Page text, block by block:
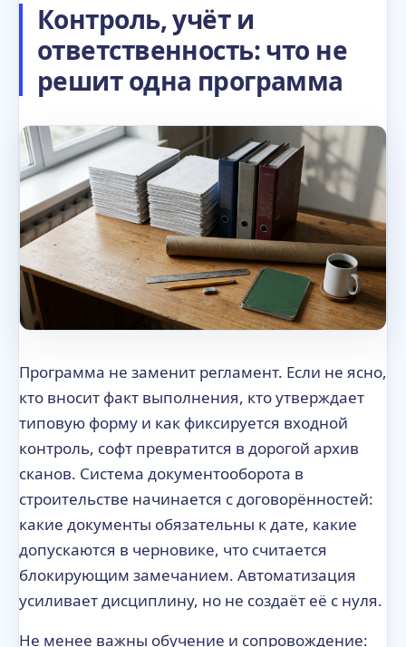
Контроль, учёт и
ответственность: что не
решит одна программа
Программа не заменит регламент. Если не ясно,
кто вносит факт выполнения, кто утверждает
типовую форму и как фиксируется входной
контроль, софт превратится в дорогой архив
сканов. Система документооборота в
строительстве начинается с договорённостей:
какие документы обязательны к дате, какие
допускаются в черновике, что считается
блокирующим замечанием. Автоматизация
усиливает дисциплину, но не создаёт её с нуля.
Не менее важны обучение и сопровождение: